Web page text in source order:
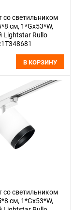
со светильником
см, 1*Gx53*W,
Lightstar Rullo
В КОРЗИНУ
со светильником
см, 1*Gx53*W,